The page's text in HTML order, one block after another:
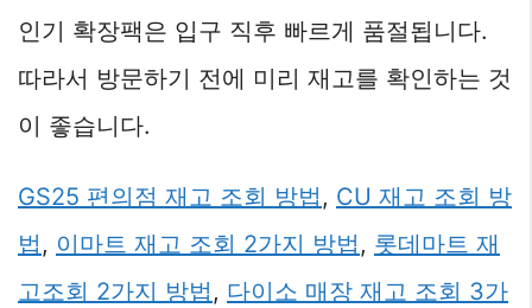
인기 확장팩은 입구 직후 빠르게 품절됩니다.
따라서 방문하기 전에 미리 재고를 확인하는 것
이 좋습니다.
GS25 편의점 재고 조회 방법 , CU 재고 조회 방
법 , 이마트 재고 조회 2가지 방법 , 롯데마트 재
고조회 2가지 방법 , 다이소 매장 재고 조회 3가